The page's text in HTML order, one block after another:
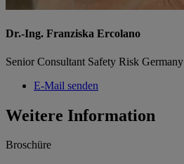
Dr.-Ing. Franziska Ercolano
Senior Consultant Safety Risk Germany
E-Mail senden
Weitere Information
Broschüre